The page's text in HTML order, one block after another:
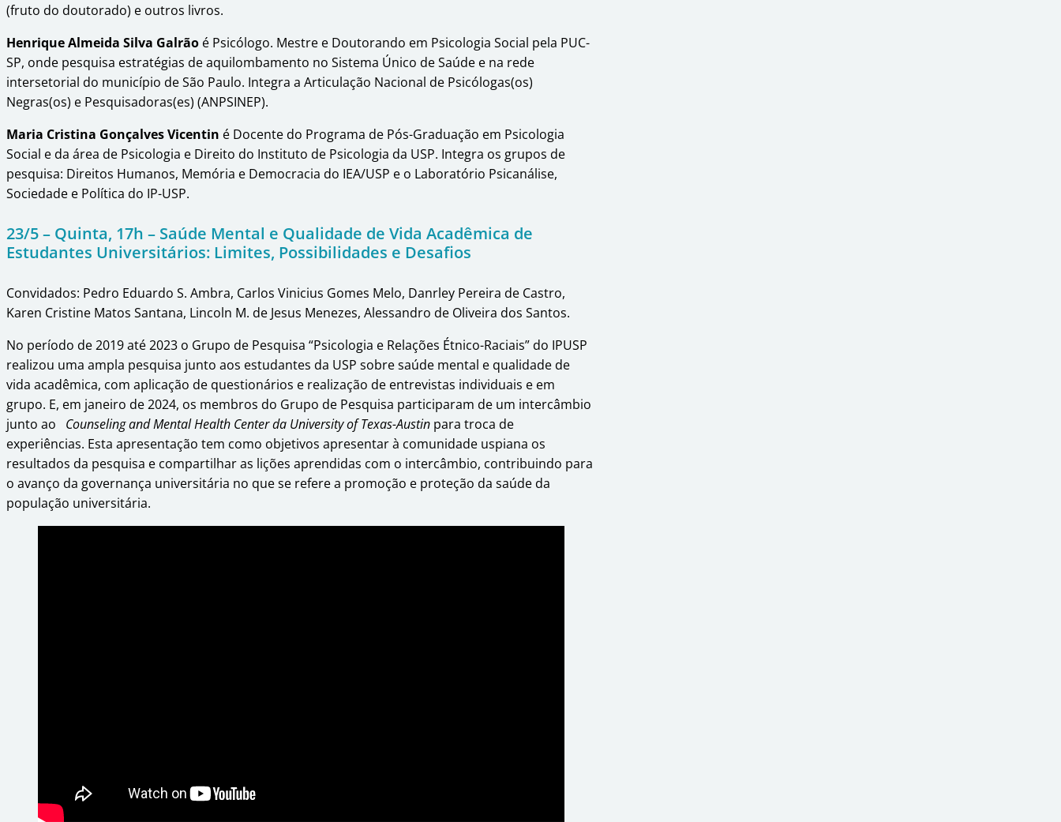
(fruto do doutorado) e outros livros.
Henrique Almeida Silva Galrão é Psicólogo. Mestre e Doutorando em Psicologia Social pela PUC-
SP, onde pesquisa estratégias de aquilombamento no Sistema Único de Saúde e na rede
intersetorial do município de São Paulo. Integra a Articulação Nacional de Psicólogas(os)
Negras(os) e Pesquisadoras(es) (ANPSINEP).
Maria Cristina Gonçalves Vicentin é Docente do Programa de Pós-Graduação em Psicologia
Social e da área de Psicologia e Direito do Instituto de Psicologia da USP. Integra os grupos de
pesquisa: Direitos Humanos, Memória e Democracia do IEA/USP e o Laboratório Psicanálise,
Sociedade e Política do IP-USP.
23/5 – Quinta, 17h – Saúde Mental e Qualidade de Vida Acadêmica de
Estudantes Universitários: Limites, Possibilidades e Desafios
Convidados: Pedro Eduardo S. Ambra, Carlos Vinicius Gomes Melo, Danrley Pereira de Castro,
Karen Cristine Matos Santana, Lincoln M. de Jesus Menezes, Alessandro de Oliveira dos Santos.
No período de 2019 até 2023 o Grupo de Pesquisa “Psicologia e Relações Étnico-Raciais” do IPUSP
realizou uma ampla pesquisa junto aos estudantes da USP sobre saúde mental e qualidade de
vida acadêmica, com aplicação de questionários e realização de entrevistas individuais e em
grupo. E, em janeiro de 2024, os membros do Grupo de Pesquisa participaram de um intercâmbio
junto ao Counseling and Mental Health Center da University of Texas-Austin para troca de
experiências. Esta apresentação tem como objetivos apresentar à comunidade uspiana os
resultados da pesquisa e compartilhar as lições aprendidas com o intercâmbio, contribuindo para
o avanço da governança universitária no que se refere a promoção e proteção da saúde da
população universitária.